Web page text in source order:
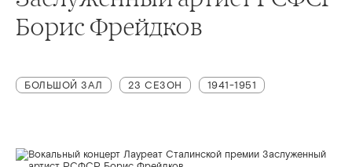
Борис Фрейдков
БОЛЬШОЙ ЗАЛ 23 СЕЗОН 1941-1951